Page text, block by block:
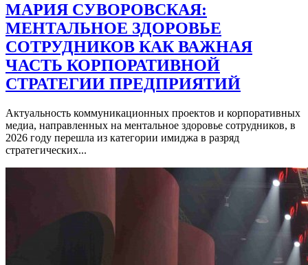
МАРИЯ СУВОРОВСКАЯ:
МЕНТАЛЬНОЕ ЗДОРОВЬЕ
СОТРУДНИКОВ КАК ВАЖНАЯ
ЧАСТЬ КОРПОРАТИВНОЙ
СТРАТЕГИИ ПРЕДПРИЯТИЙ
Актуальность коммуникационных проектов и корпоративных
медиа, направленных на ментальное здоровье сотрудников, в
2026 году перешла из категории имиджа в разряд
стратегических...